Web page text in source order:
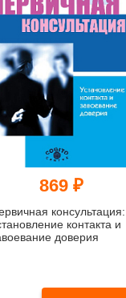
869 ₽
консультация:
контакта и
доверия